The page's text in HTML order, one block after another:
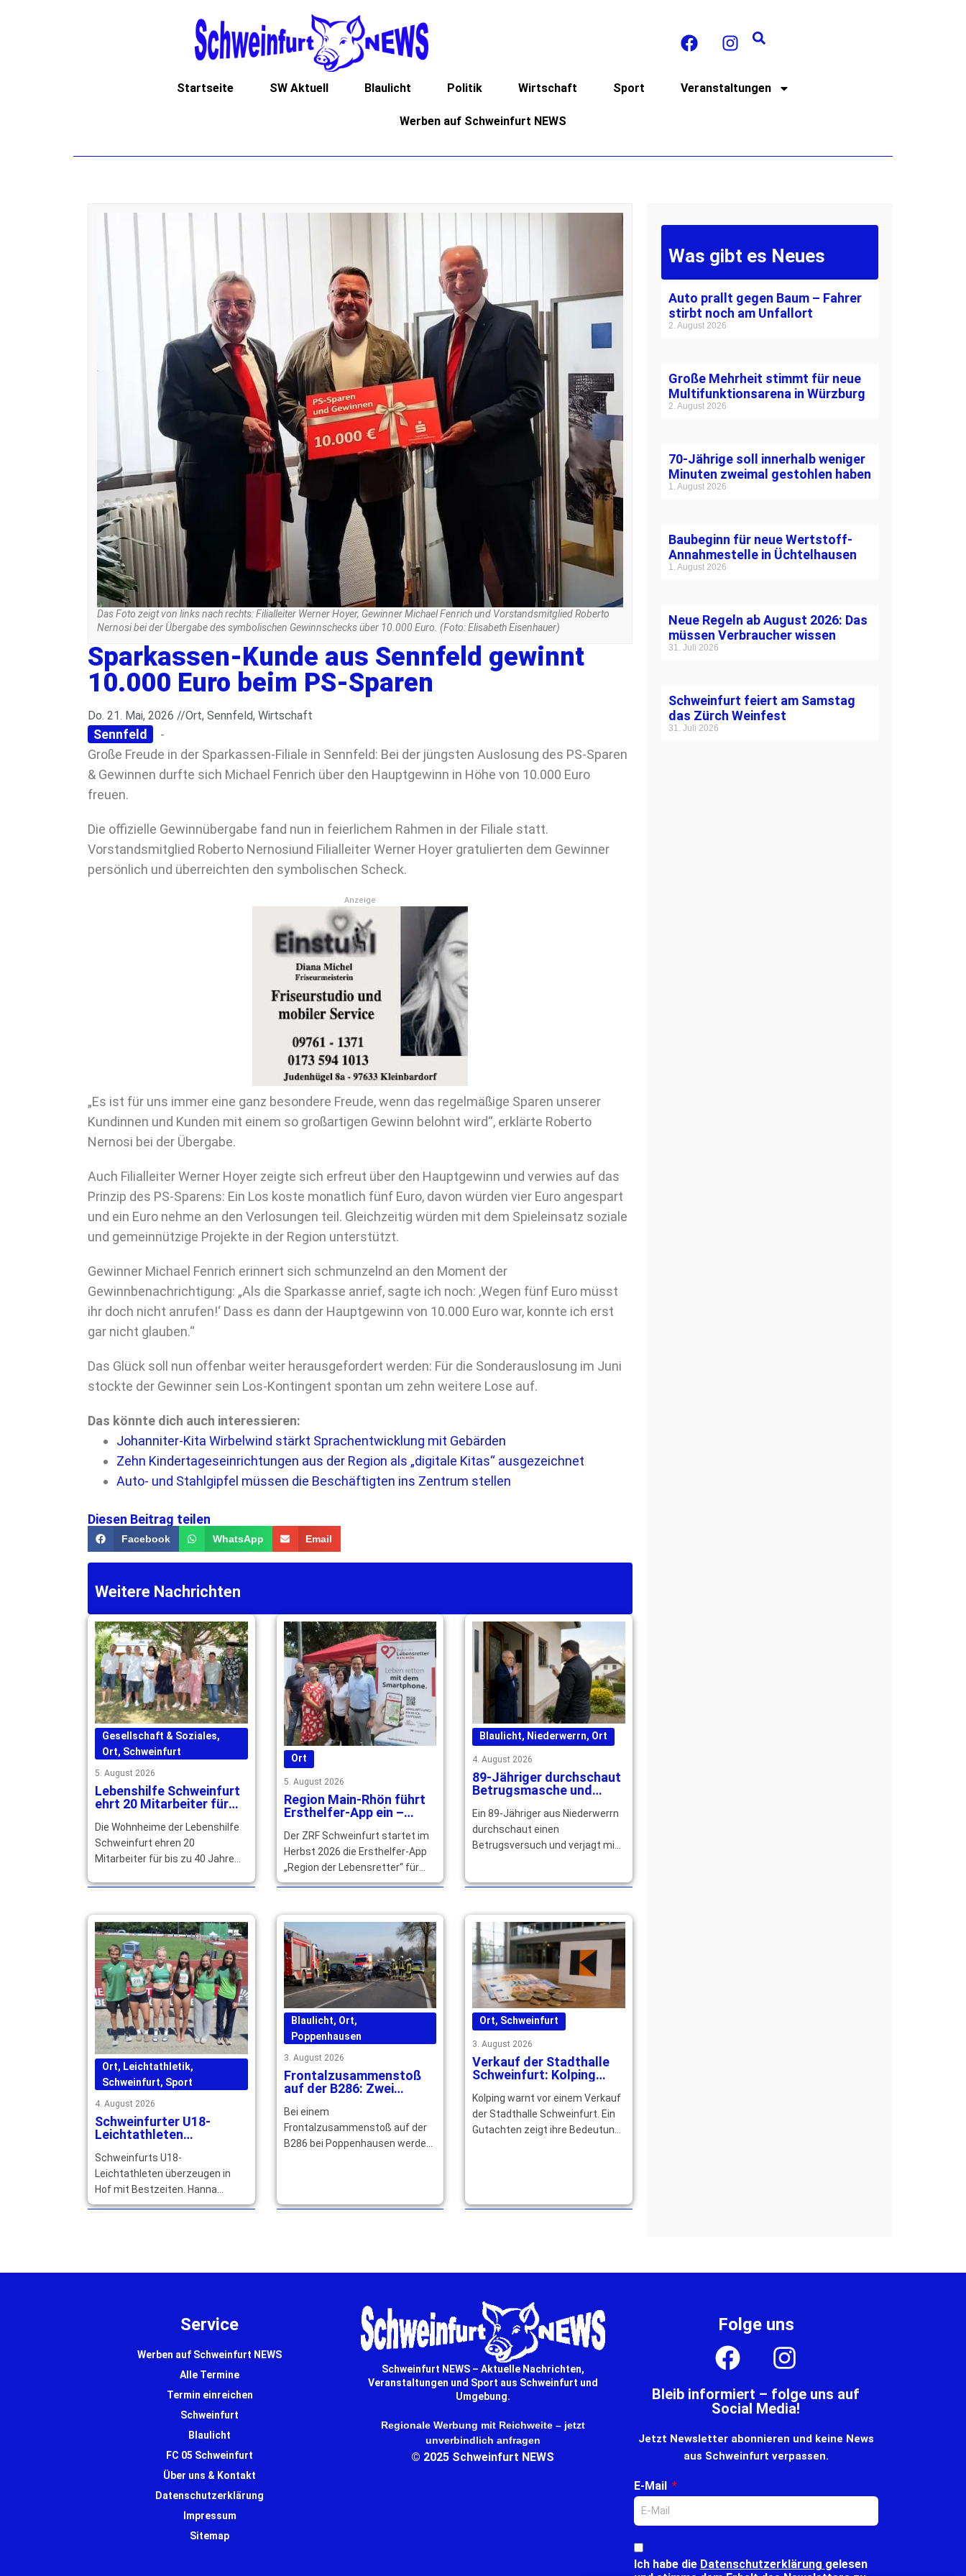
Startseite SW Aktuell Blaulicht Politik Wirtschaft Sport Veranstaltungen
Werben auf Schweinfurt NEWS
Das Foto zeigt von links nach rechts: Filialleiter Werner Hoyer, Gewinner Michael Fenrich und Vorstandsmitglied Roberto
Nernosi bei der Übergabe des symbolischen Gewinnschecks über 10.000 Euro. (Foto: Elisabeth Eisenhauer)
Sparkassen-Kunde aus Sennfeld gewinnt
10.000 Euro beim PS-Sparen
Do. 21. Mai, 2026 //Ort, Sennfeld, Wirtschaft
Sennfeld
-
Große Freude in der Sparkassen-Filiale in Sennfeld: Bei der jüngsten Auslosung des PS-Sparen
& Gewinnen durfte sich Michael Fenrich über den Hauptgewinn in Höhe von 10.000 Euro
freuen.
Die offizielle Gewinnübergabe fand nun in feierlichem Rahmen in der Filiale statt.
Vorstandsmitglied Roberto Nernosiund FilialleiterWerner Hoyer gratulierten dem Gewinner
persönlich und überreichten den symbolischen Scheck.
Anzeige
„Es ist für uns immer eine ganz besondere Freude, wenn das regelmäßige Sparen unserer
Kundinnen und Kunden mit einem so großartigen Gewinn belohnt wird“, erklärte Roberto
Nernosi bei der Übergabe.
Auch Filialleiter Werner Hoyer zeigte sich erfreut über den Hauptgewinn und verwies auf das
Prinzip des PS-Sparens: Ein Los koste monatlich fünf Euro, davon würden vier Euro angespart
und ein Euro nehme an den Verlosungen teil. Gleichzeitig würden mit dem Spieleinsatz soziale
und gemeinnützige Projekte in der Region unterstützt.
Gewinner Michael Fenrich erinnert sich schmunzelnd an den Moment der
Gewinnbenachrichtigung: „Als die Sparkasse anrief, sagte ich noch: ‚Wegen fünf Euro müsst
ihr doch nicht anrufen!‘ Dass es dann der Hauptgewinn von 10.000 Euro war, konnte ich erst
gar nicht glauben.“
Das Glück soll nun offenbar weiter herausgefordert werden: Für die Sonderauslosung im Juni
stockte der Gewinner sein Los-Kontingent spontan um zehn weitere Lose auf.
Das könnte dich auch interessieren:
Johanniter-Kita Wirbelwind stärkt Sprachentwicklung mit Gebärden
Zehn Kindertageseinrichtungen aus der Region als „digitale Kitas“ ausgezeichnet
Auto- und Stahlgipfel müssen die Beschäftigten ins Zentrum stellen
Diesen Beitrag teilen
Facebook WhatsApp Email
Weitere Nachrichten
Gesellschaft & Soziales,
Ort, Schweinfurt
5. August 2026
Lebenshilfe Schweinfurt
ehrt 20 Mitarbeiter für
Die Wohnheime der Lebenshilfe
Schweinfurt ehren 20
Mitarbeiter für bis zu 40 Jahre
würdigen ihr langjähriges großes
Ort
5. August 2026
Region Main-Rhön führt
Ersthelfer-App ein –
gesucht
Der ZRF Schweinfurt startet im
Herbst 2026 die Ersthelfer-App
„Region der Lebensretter“ für
Main-Rhön. Qualifizierte Helfer
mehr
Blaulicht, Niederwerrn, Ort
4. August 2026
89-Jähriger durchschaut
Betrugsmasche und
Polizeibeamten
Ein 89-Jähriger aus Niederwerrn
durchschaut einen
Betrugsversuch und verjagt mit
Ort, Leichtathletik,
Schweinfurt, Sport
4. August 2026
Schweinfurter U18-
Leichtathleten
Bestzeiten und starken
Platzierungen
Schweinfurts U18-
Leichtathleten überzeugen in
Hof mit Bestzeiten. Hanna
Hümmer startet erfolgreich mit
Blaulicht, Ort,
Poppenhausen
3. August 2026
Frontalzusammenstoß
auf der B286: Zwei
schwerverletzt Kind drei
Jahre leichtverletzt
Bei einem
Frontalzusammenstoß auf der
B286 bei Poppenhausen werden
Ort, Schweinfurt
3. August 2026
Verkauf der Stadthalle
Schweinfurt: Kolping
Kolping warnt vor einem Verkauf
der Stadthalle Schweinfurt. Ein
Gutachten zeigt ihre Bedeutung
Was gibt es Neues
Auto prallt gegen Baum – Fahrer
stirbt noch am Unfallort
2. August 2026
Große Mehrheit stimmt für neue
Multifunktionsarena in Würzburg
2. August 2026
70-Jährige soll innerhalb weniger
Minuten zweimal gestohlen haben
1. August 2026
Baubeginn für neue Wertstoff-
Annahmestelle in Üchtelhausen
1. August 2026
Neue Regeln ab August 2026: Das
müssen Verbraucher wissen
31. Juli 2026
Schweinfurt feiert am Samstag
das Zürch Weinfest
31. Juli 2026
Service
Werben auf Schweinfurt NEWS
Alle Termine
Termin einreichen
Schweinfurt
Blaulicht
FC 05 Schweinfurt
Über uns & Kontakt
Datenschutzerklärung
Impressum
Sitemap
Schweinfurt NEWS – Aktuelle Nachrichten,
Veranstaltungen und Sport aus Schweinfurt und
Umgebung.
Regionale Werbung mit Reichweite – jetzt
unverbindlich anfragen
© 2025 Schweinfurt NEWS
Folge uns
Bleib informiert – folge uns auf
Social Media!
Jetzt Newsletter abonnieren und keine News
aus Schweinfurt verpassen.
E-Mail
Ich habe die Datenschutzerklärung gelesen